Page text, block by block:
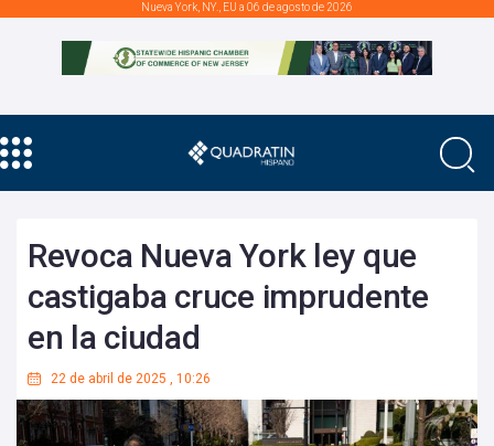
Nueva York, NY., EU a 06 de agosto de 2026
Revoca Nueva York ley que
castigaba cruce imprudente
en la ciudad
22 de abril de 2025 , 10:26